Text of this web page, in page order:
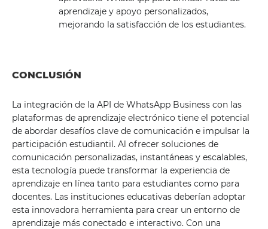
aprendizaje y apoyo personalizados,
mejorando la satisfacción de los estudiantes.
CONCLUSIÓN
La integración de la API de WhatsApp Business con las
plataformas de aprendizaje electrónico tiene el potencial
de abordar desafíos clave de comunicación e impulsar la
participación estudiantil. Al ofrecer soluciones de
comunicación personalizadas, instantáneas y escalables,
esta tecnología puede transformar la experiencia de
aprendizaje en línea tanto para estudiantes como para
docentes. Las instituciones educativas deberían adoptar
esta innovadora herramienta para crear un entorno de
aprendizaje más conectado e interactivo. Con una